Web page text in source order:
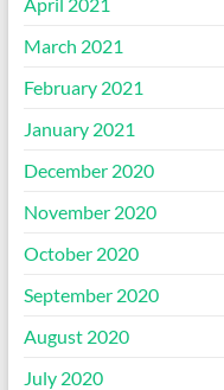
March 2021
February 2021
January 2021
December 2020
November 2020
October 2020
September 2020
August 2020
July 2020